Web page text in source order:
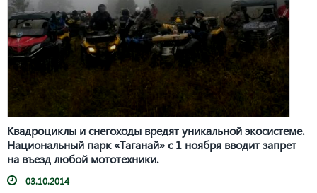
Квадроциклы и снегоходы вредят уникальной экосистеме.
Национальный парк «Таганай» с 1 ноября вводит запрет
на въезд любой мототехники.
03.10.2014